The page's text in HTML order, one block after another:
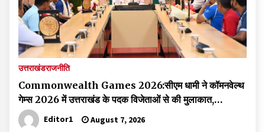
उत्तराखंडराजनीति
Commonwealth Games 2026:सीएम धामी ने कॉमनवेल्थ
गेम्स 2026 में उत्तराखंड के पदक विजेताओं से की मुलाकात,
अंतरराष्ट्रीय मंच पर गौरव बढ़ाने के लिए किया सम्मानित
Editor1 August 7, 2026